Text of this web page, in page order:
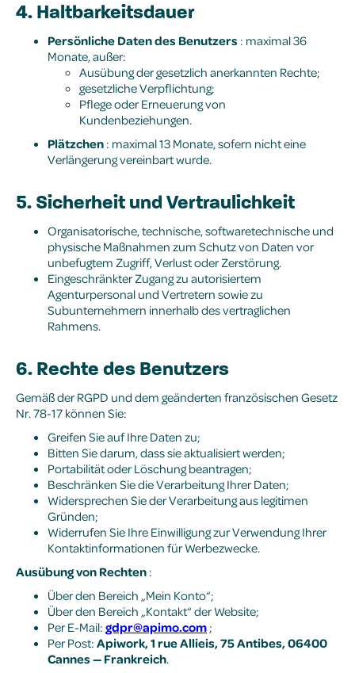
4. Haltbarkeitsdauer
Persönliche Daten des Benutzers : maximal 36
Monate, außer:
Ausübung der gesetzlich anerkannten Rechte;
gesetzliche Verpflichtung;
Pflege oder Erneuerung von
Kundenbeziehungen.
Plätzchen : maximal 13 Monate, sofern nicht eine
Verlängerung vereinbart wurde.
5. Sicherheit und Vertraulichkeit
Organisatorische, technische, softwaretechnische und
physische Maßnahmen zum Schutz von Daten vor
unbefugtem Zugriff, Verlust oder Zerstörung.
Eingeschränkter Zugang zu autorisiertem
Agenturpersonal und Vertretern sowie zu
Subunternehmern innerhalb des vertraglichen
Rahmens.
6. Rechte des Benutzers
Gemäß der RGPD und dem geänderten französischen Gesetz
Nr. 78-17 können Sie:
Greifen Sie auf Ihre Daten zu;
Bitten Sie darum, dass sie aktualisiert werden;
Portabilität oder Löschung beantragen;
Beschränken Sie die Verarbeitung Ihrer Daten;
Widersprechen Sie der Verarbeitung aus legitimen
Gründen;
Widerrufen Sie Ihre Einwilligung zur Verwendung Ihrer
Kontaktinformationen für Werbezwecke.
Ausübung von Rechten :
Über den Bereich „Mein Konto“;
Über den Bereich „Kontakt“ der Website;
Per E-Mail: gdpr@apimo.com ;
Per Post: Apiwork, 1 rue Allieis, 75 Antibes, 06400
Cannes — Frankreich.